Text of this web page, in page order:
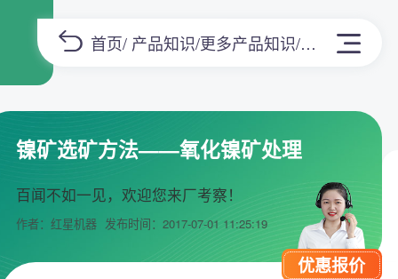
首页/ 产品知识/更多产品知识/正文
镍矿选矿方法——氧化镍矿处理
百闻不如一见，欢迎您来厂考察！
作者：红星机器 发布时间：2017-07-01 11:25:19
优惠报价